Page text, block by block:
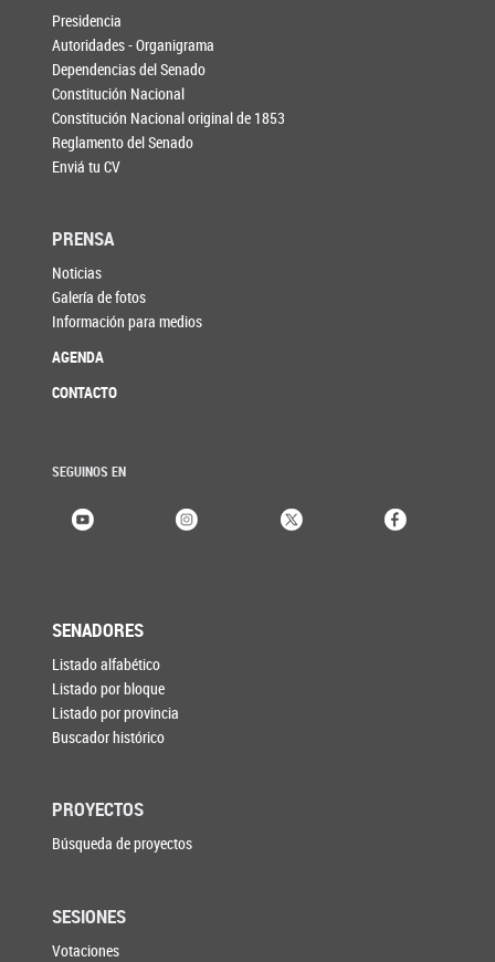
Presidencia
Autoridades - Organigrama
Dependencias del Senado
Constitución Nacional
Constitución Nacional original de 1853
Reglamento del Senado
Enviá tu CV
PRENSA
Noticias
Galería de fotos
Información para medios
AGENDA
CONTACTO
SEGUINOS EN
SENADORES
Listado alfabético
Listado por bloque
Listado por provincia
Buscador histórico
PROYECTOS
Búsqueda de proyectos
SESIONES
Votaciones